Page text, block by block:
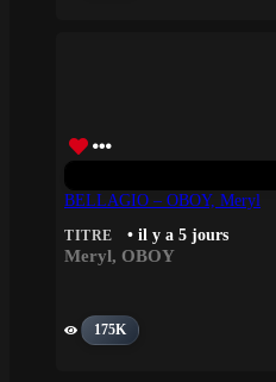
BELLAGIO – OBOY, Meryl
TITRE • il y a 5 jours
Meryl, OBOY
175K